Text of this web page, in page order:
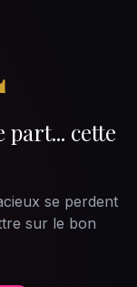
cette
se perdent
sur le bon